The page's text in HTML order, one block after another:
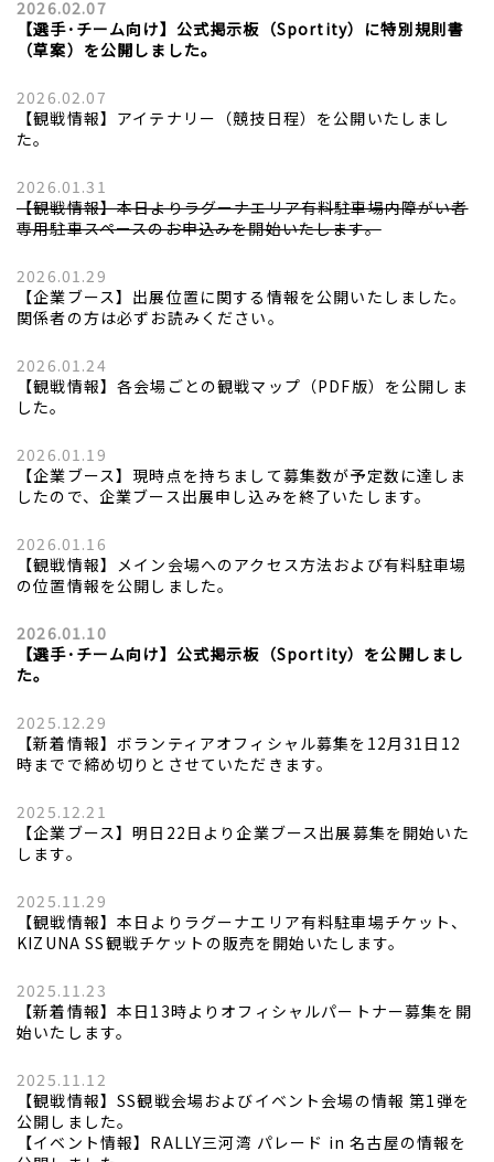
2026.02.07
【選手･チーム向け】公式掲示板（Sportity）に特別規則書
（草案）を公開しました。
2026.02.07
【観戦情報】アイテナリー（競技日程）を公開いたしまし
た。
2026.01.31
【観戦情報】本日よりラグーナエリア有料駐車場内障がい者
専用駐車スペースのお申込みを開始いたします。
2026.01.29
【企業ブース】出展位置に関する情報を公開いたしました。
関係者の方は必ずお読みください。
2026.01.24
【観戦情報】各会場ごとの観戦マップ（PDF版）を公開しま
した。
2026.01.19
【企業ブース】現時点を持ちまして募集数が予定数に達しま
したので、企業ブース出展申し込みを終了いたします。
2026.01.16
【観戦情報】メイン会場へのアクセス方法および有料駐車場
の位置情報を公開しました。
2026.01.10
【選手･チーム向け】公式掲示板（Sportity）を公開しまし
た。
2025.12.29
【新着情報】ボランティアオフィシャル募集を12月31日12
時までで締め切りとさせていただきます。
2025.12.21
【企業ブース】明日22日より企業ブース出展募集を開始いた
します。
2025.11.29
【観戦情報】本日よりラグーナエリア有料駐車場チケット、
KIZUNA SS観戦チケットの販売を開始いたします。
2025.11.23
【新着情報】本日13時よりオフィシャルパートナー募集を開
始いたします。
2025.11.12
【観戦情報】SS観戦会場およびイベント会場の情報 第1弾を
公開しました。
【イベント情報】RALLY三河湾 パレード in 名古屋の情報を